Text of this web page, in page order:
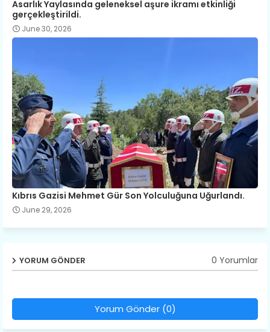
Asarlık Yaylasında geleneksel aşure ikramı etkinliği
gerçekleştirildi.
June 30, 2026
Kıbrıs Gazisi Mehmet Gür Son Yolculuğuna Uğurlandı.
June 29, 2026
YORUM GÖNDER 0 Yorumlar
Yorum Gönder (0)